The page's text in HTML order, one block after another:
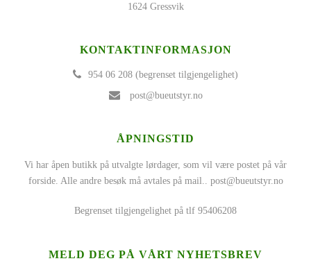
1624 Gressvik
KONTAKTINFORMASJON
954 06 208 (begrenset tilgjengelighet)
post@bueutstyr.no
ÅPNINGSTID
Vi har åpen butikk på utvalgte lørdager, som vil være postet på vår
forside. Alle andre besøk må avtales på mail.. post@bueutstyr.no
Begrenset tilgjengelighet på tlf 95406208
MELD DEG PÅ VÅRT NYHETSBREV